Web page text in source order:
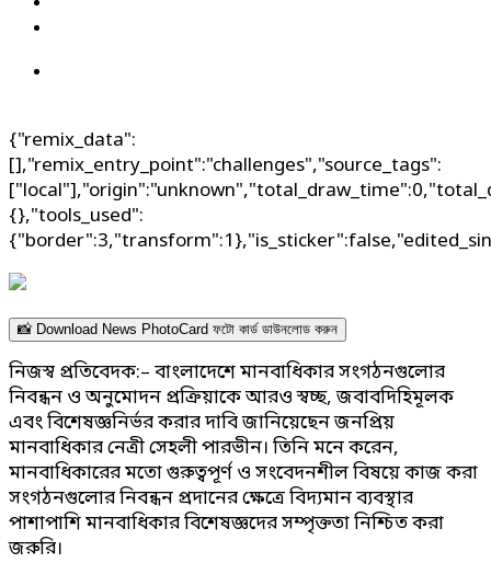
{"remix_data":
[],"remix_entry_point":"challenges","source_tags":
{},"tools_used":
📸 Download News PhotoCard ফটো কার্ড ডাউনলোড করুন
নিজস্ব প্রতিবেদক:– বাংলাদেশে মানবাধিকার সংগঠনগুলোর
নিবন্ধন ও অনুমোদন প্রক্রিয়াকে আরও স্বচ্ছ, জবাবদিহিমূলক
এবং বিশেষজ্ঞনির্ভর করার দাবি জানিয়েছেন জনপ্রিয়
মানবাধিকার নেত্রী সেহলী পারভীন। তিনি মনে করেন,
মানবাধিকারের মতো গুরুত্বপূর্ণ ও সংবেদনশীল বিষয়ে কাজ করা
সংগঠনগুলোর নিবন্ধন প্রদানের ক্ষেত্রে বিদ্যমান ব্যবস্থার
পাশাপাশি মানবাধিকার বিশেষজ্ঞদের সম্পৃক্ততা নিশ্চিত করা
জরুরি।